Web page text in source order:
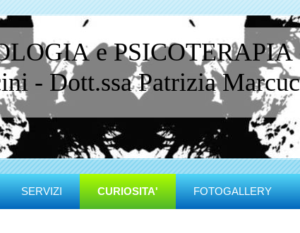
e
- Dott.ssa Patrizia
SERVIZI CURIOSITA' FOTOGALLERY